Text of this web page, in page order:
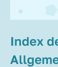
Index